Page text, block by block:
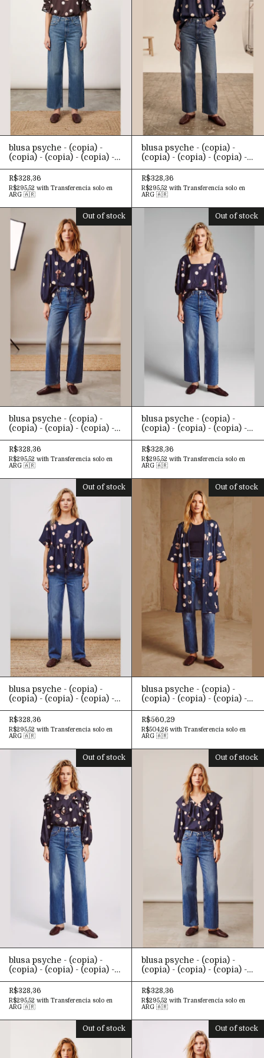
blusa psyche - (copia) -
(copia) - (copia) - (copia) -
(copia) - (copia) - (copia) -
(copia) - (copia) - (copia) -
(copia) - (copia) - (copia) -
(copia) - (copia) - (copia) -
(copia) - (copia) - (copia) -
(copia) - (copia) - (copia) -
(copia) - (copia) - (copia) -
(copia) - (copia) - (copia) -
(copia) - (copia) - (copia) -
(copia) - (copia) - (copia) -
(copia)
R$328,36
R$295,52 with Transferencia solo en
ARG 🇦🇷
blusa psyche - (copia) -
(copia) - (copia) - (copia) -
(copia) - (copia) - (copia) -
(copia) - (copia) - (copia) -
(copia) - (copia) - (copia) -
(copia) - (copia) - (copia) -
(copia) - (copia) - (copia) -
(copia) - (copia) - (copia) -
(copia) - (copia)
R$328,36
R$295,52 with Transferencia solo en
ARG 🇦🇷
Out of stock
blusa psyche - (copia) -
(copia) - (copia) - (copia) -
(copia) - (copia) - (copia) -
(copia) - (copia) - (copia) -
(copia) - (copia) - (copia) -
(copia) - (copia) - (copia) -
(copia) - (copia) - (copia) -
(copia) - (copia) - (copia)
R$328,36
R$295,52 with Transferencia solo en
ARG 🇦🇷
Out of stock
blusa psyche - (copia) -
(copia) - (copia) - (copia) -
(copia) - (copia) - (copia) -
(copia) - (copia) - (copia) -
(copia) - (copia) - (copia) -
(copia) - (copia) - (copia) -
(copia) - (copia) - (copia) -
(copia) - (copia) - (copia) -
R$328,36
R$295,52 with Transferencia solo en
ARG 🇦🇷
Out of stock
blusa psyche - (copia) -
(copia) - (copia) - (copia) -
(copia) - (copia) - (copia) -
(copia) - (copia) - (copia) -
(copia) - (copia) - (copia) -
(copia) - (copia) - (copia) -
(copia) - (copia) - (copia) -
(copia) - (copia) - (copia) -
(copia) - (copia) - (copia) -
(copia) - (copia)
R$328,36
R$295,52 with Transferencia solo en
ARG 🇦🇷
Out of stock
blusa psyche - (copia) -
(copia) - (copia) - (copia) -
(copia) - (copia) - (copia) -
(copia) - (copia) - (copia) -
(copia) - (copia) - (copia) -
(copia) - (copia) - (copia) -
(copia) - (copia) - (copia) -
(copia) - (copia) - (copia) -
(copia) - (copia) - (copia) -
(copia) - (copia) - (copia)
R$560,29
R$504,26 with Transferencia solo en
ARG 🇦🇷
Out of stock
blusa psyche - (copia) -
(copia) - (copia) - (copia) -
(copia) - (copia) - (copia) -
(copia) - (copia) - (copia) -
(copia) - (copia) - (copia) -
(copia) - (copia) - (copia) -
(copia) - (copia) - (copia) -
(copia) - (copia) - (copia) -
(copia) - (copia) - (copia) -
R$328,36
R$295,52 with Transferencia solo en
ARG 🇦🇷
Out of stock
blusa psyche - (copia) -
(copia) - (copia) - (copia) -
(copia) - (copia) - (copia) -
(copia) - (copia) - (copia) -
(copia) - (copia) - (copia) -
(copia) - (copia) - (copia) -
(copia) - (copia) - (copia) -
(copia) - (copia) - (copia) -
(copia) - (copia) - (copia) -
R$328,36
R$295,52 with Transferencia solo en
ARG 🇦🇷
Out of stock Out of stock